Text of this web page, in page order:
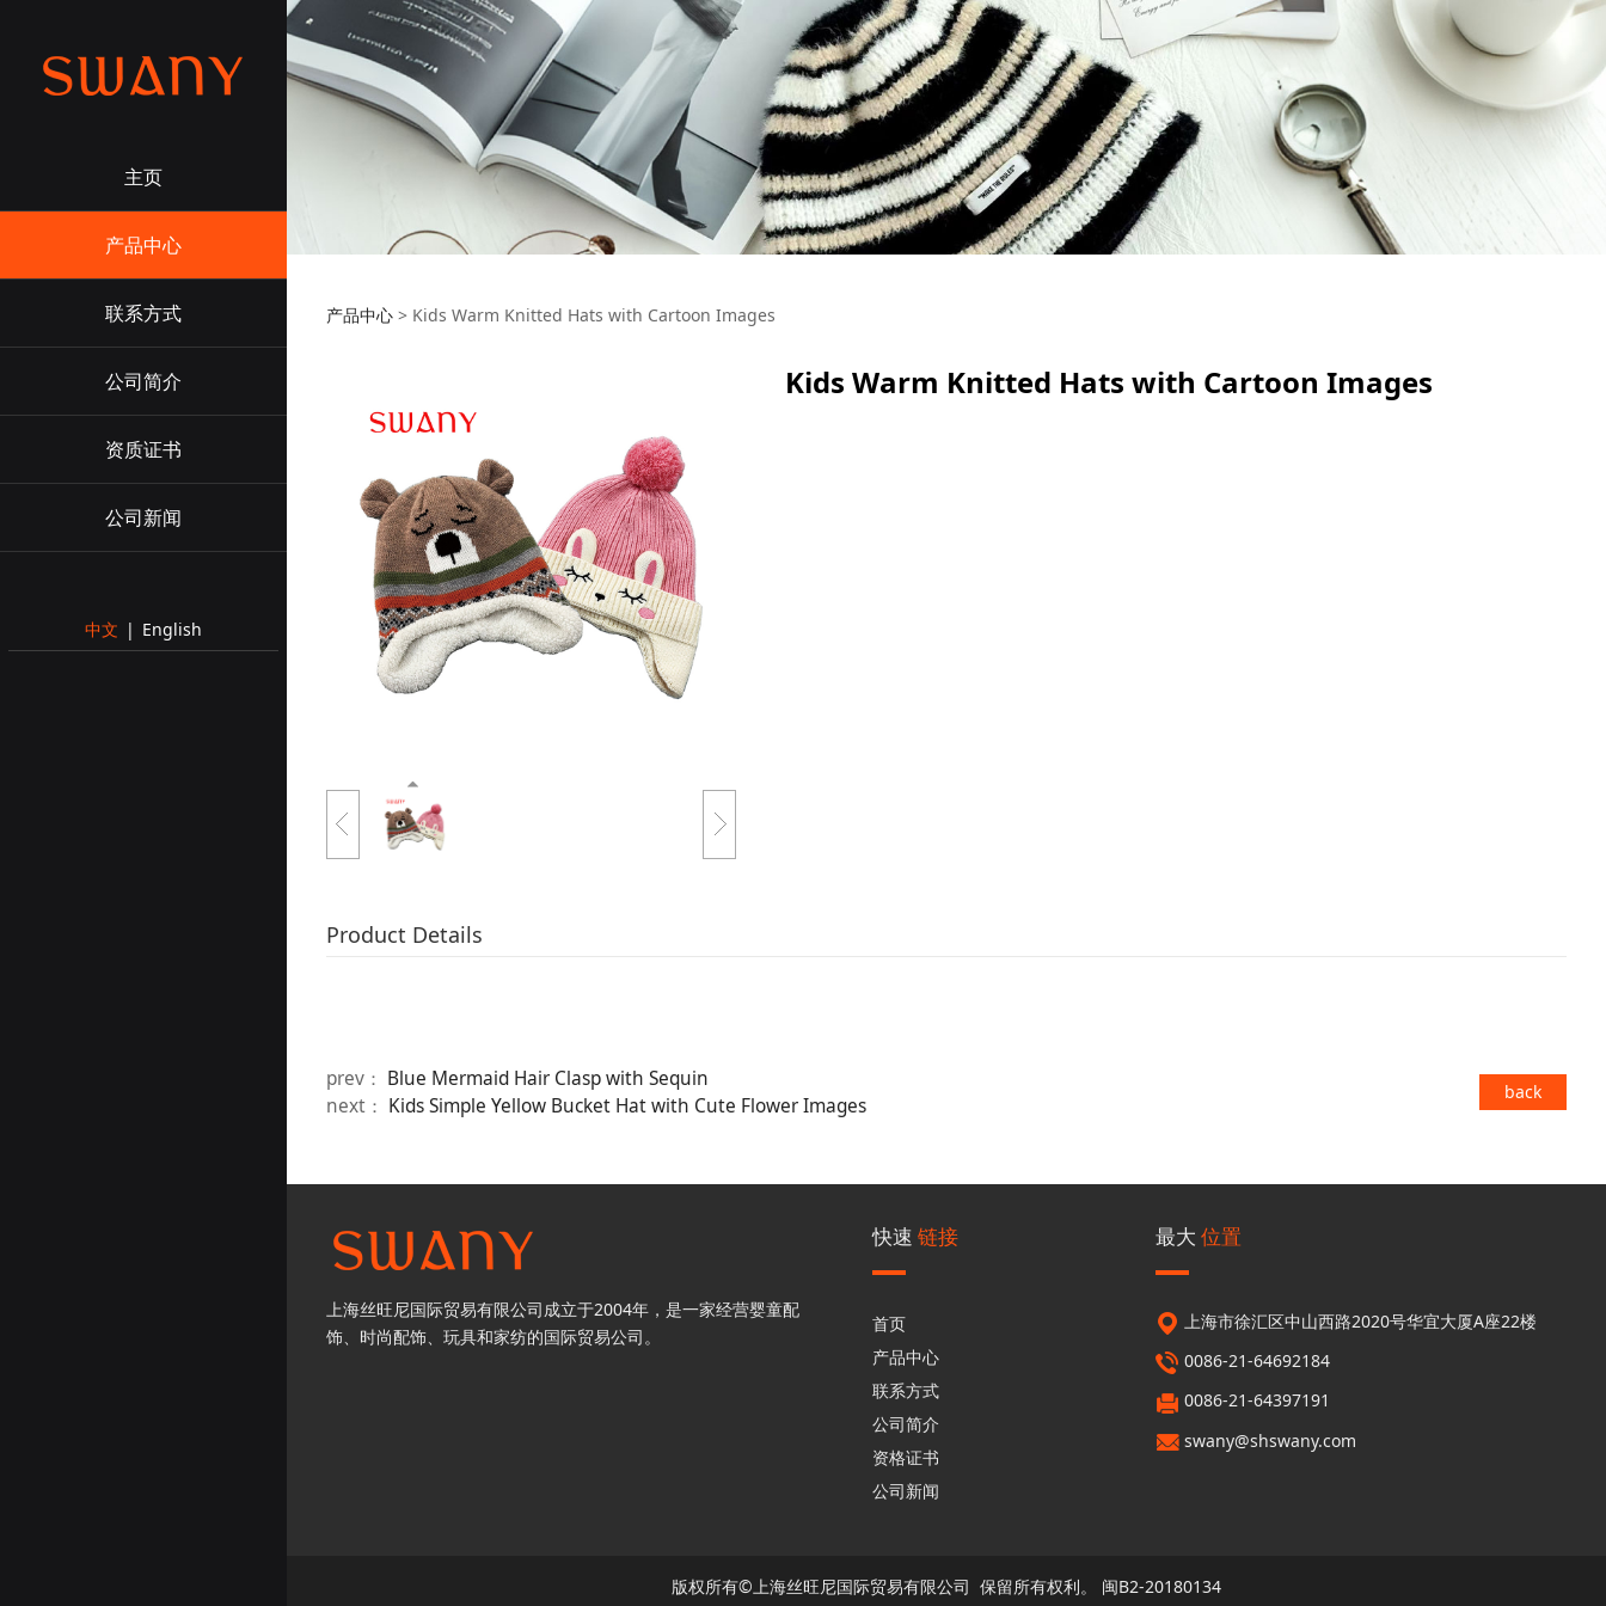
主页
产品中心
联系方式
公司简介
资质证书
公司新闻
中文 | English
产品中心 > Kids Warm Knitted Hats with Cartoon Images
Kids Warm Knitted Hats with Cartoon Images
Product Details
prev： Blue Mermaid Hair Clasp with Sequin
next： Kids Simple Yellow Bucket Hat with Cute Flower Images
back
上海丝旺尼国际贸易有限公司成立于2004年，是一家经营婴童配
饰、时尚配饰、玩具和家纺的国际贸易公司。
快速 链接
首页
产品中心
联系方式
公司简介
资格证书
公司新闻
最大 位置
上海市徐汇区中山西路2020号华宜大厦A座22楼
0086-21-64692184
0086-21-64397191
swany@shswany.com
版权所有©上海丝旺尼国际贸易有限公司 保留所有权利。 闽B2-20180134